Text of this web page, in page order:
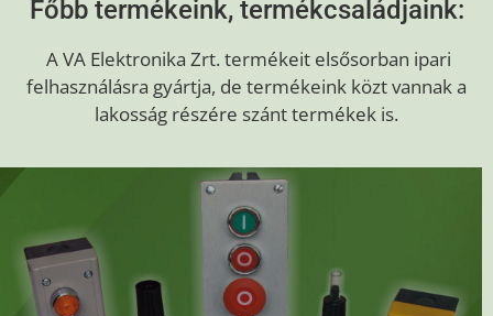
Főbb termékeink, termékcsaládjaink:
A VA Elektronika Zrt. termékeit elsősorban ipari
felhasználásra gyártja, de termékeink közt vannak a
lakosság részére szánt termékek is.